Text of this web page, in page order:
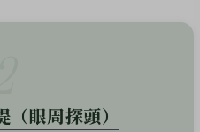
眼周探頭）